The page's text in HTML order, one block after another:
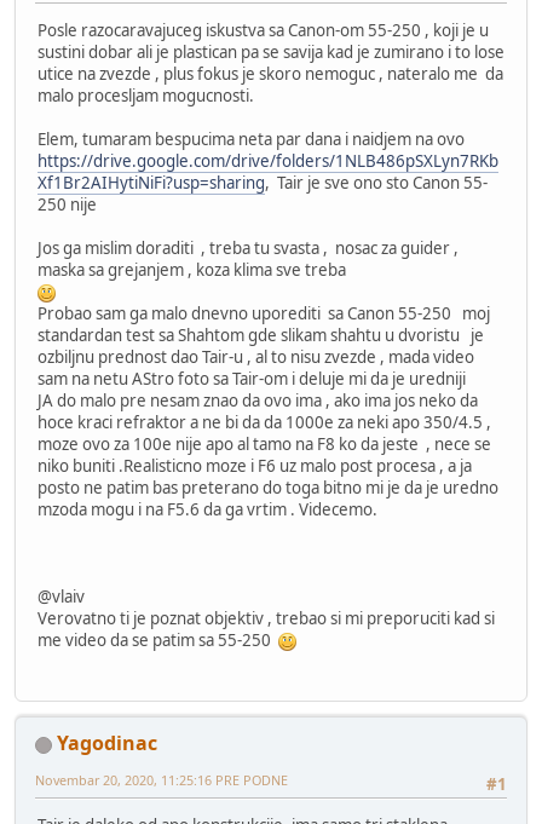
Posle razocaravajuceg iskustva sa Canon-om 55-250 , koji je u
sustini dobar ali je plastican pa se savija kad je zumirano i to lose
utice na zvezde , plus fokus je skoro nemoguc , nateralo me da
malo procesljam mogucnosti.
Elem, tumaram bespucima neta par dana i naidjem na ovo
https://drive.google.com/drive/folders/1NLB486pSXLyn7RKb
Xf1Br2AIHytiNiFi?usp=sharing, Tair je sve ono sto Canon 55-
250 nije
Jos ga mislim doraditi , treba tu svasta , nosac za guider ,
maska sa grejanjem , koza klima sve treba
Probao sam ga malo dnevno uporediti sa Canon 55-250 moj
standardan test sa Shahtom gde slikam shahtu u dvoristu je
ozbiljnu prednost dao Tair-u , al to nisu zvezde , mada video
sam na netu AStro foto sa Tair-om i deluje mi da je uredniji
JA do malo pre nesam znao da ovo ima , ako ima jos neko da
hoce kraci refraktor a ne bi da da 1000e za neki apo 350/4.5 ,
moze ovo za 100e nije apo al tamo na F8 ko da jeste , nece se
niko buniti .Realisticno moze i F6 uz malo post procesa , a ja
posto ne patim bas preterano do toga bitno mi je da je uredno
mzoda mogu i na F5.6 da ga vrtim . Videcemo.
@vlaiv
Verovatno ti je poznat objektiv , trebao si mi preporuciti kad si
me video da se patim sa 55-250
Yagodinac
#1
Novembar 20, 2020, 11:25:16 PRE PODNE